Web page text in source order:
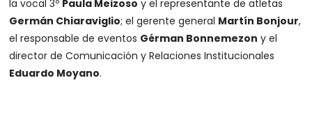
la vocal 3º Paula Meizoso y el representante de atletas
Germán Chiaraviglio; el gerente general Martín Bonjour,
el responsable de eventos Gérman Bonnemezon y el
director de Comunicación y Relaciones Institucionales
Eduardo Moyano.